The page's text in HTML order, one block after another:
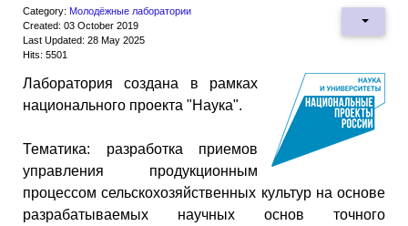
Category: Молодёжные лаборатории
Created: 03 October 2019
Last Updated: 28 May 2025
Hits: 5501
Лаборатория создана в рамках
национального проекта "Наука".
Тематика: разработка приемов
управления продукционным
процессом сельскохозяйственных культур на основе
разрабатываемых научных основ точного